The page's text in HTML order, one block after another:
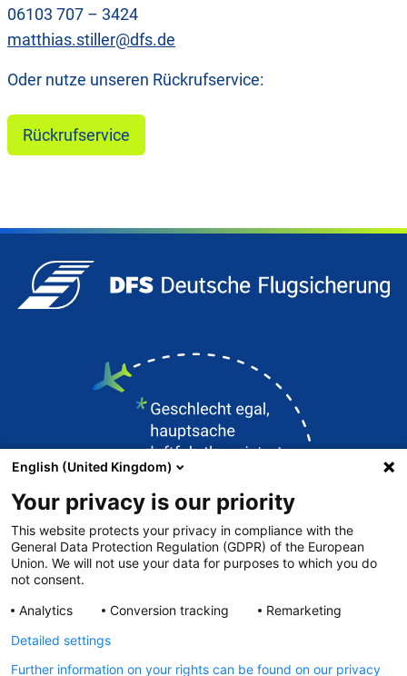
06103 707 – 3424
matthias.stiller@dfs.de
Oder nutze unseren Rückrufservice:
Rückrufservice
DFS.de
English (United Kingdom)
Your privacy is our priority
This website protects your privacy in compliance with the
General Data Protection Regulation (GDPR) of the European
Union. We will not use your data for purposes to which you do
not consent.
Analytics
Conversion tracking
Remarketing
Detailed settings
Further information on your rights can be found on our privacy